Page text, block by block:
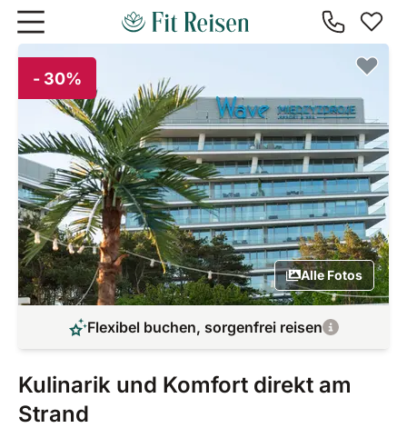
Zum Hauptinhalt springen
- 30%
Alle Fotos
Flexibel buchen, sorgenfrei reisen
Kulinarik und Komfort direkt am
Strand